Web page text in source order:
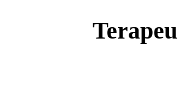
Terapeu